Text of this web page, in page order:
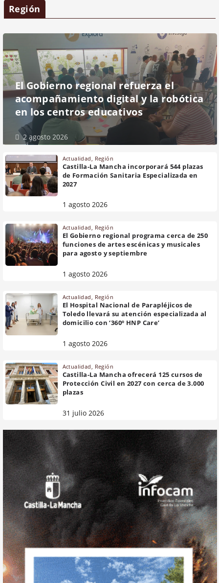
Región
El Gobierno regional refuerza el
acompañamiento digital y la robótica
en los centros educativos
2 agosto 2026
Actualidad Región
Castilla-La Mancha incorporará 544 plazas
de Formación Sanitaria Especializada en
2027
1 agosto 2026
Actualidad, Región
El Gobierno regional programa cerca de 250
funciones de artes escénicas y musicales
para agosto y septiembre
1 agosto 2026
Actualidad, Región
El Hospital Nacional de Parapléjicos de
Toledo llevará su atención especializada al
domicilio con ‘360º HNP Care’
1 agosto 2026
Actualidad Región
Castilla-La Mancha ofrecerá 125 cursos de
Protección Civil en 2027 con cerca de 3.000
plazas
31 julio 2026